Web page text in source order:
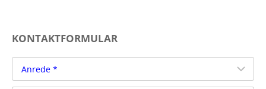
KONTAKTFORMULAR